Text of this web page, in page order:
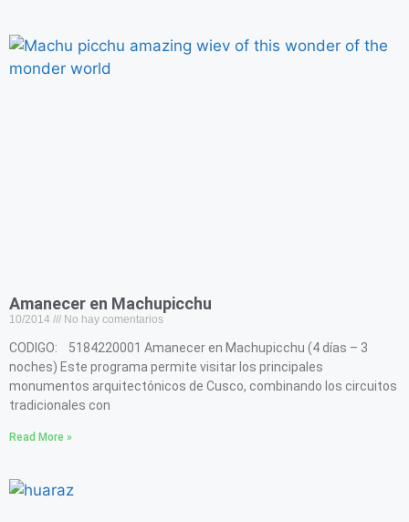
Amanecer en Machupicchu
10/2014 No hay comentarios
CODIGO: 5184220001 Amanecer en Machupicchu (4 días – 3
noches) Este programa permite visitar los principales
monumentos arquitectónicos de Cusco, combinando los circuitos
tradicionales con
Read More »